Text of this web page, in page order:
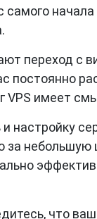
переход с
постоянно
VPS имеет
настройку
небольшую
что